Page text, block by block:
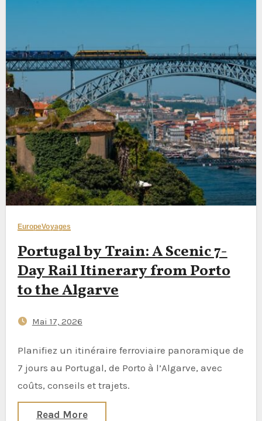
EuropeVoyages
Portugal by Train: A Scenic 7-
Day Rail Itinerary from Porto
to the Algarve
Mai 17, 2026
Planifiez un itinéraire ferroviaire panoramique de
7 jours au Portugal, de Porto à l’Algarve, avec
coûts, conseils et trajets.
Read More